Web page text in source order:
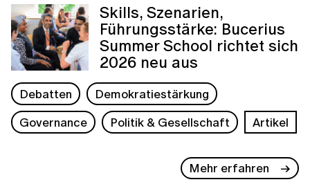
Skills, Szenarien,
Führungsstärke: Bucerius
Summer School richtet sich
2026 neu aus
Debatten
Demokratiestärkung
Governance
Politik & Gesellschaft Artikel
Mehr erfahren